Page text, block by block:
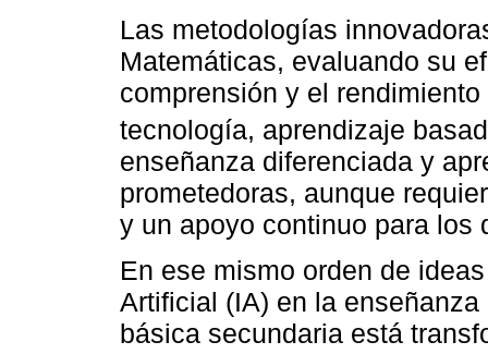
Las metodologías
Matemáticas, evaluando su
comprensión y el
tecnología, aprendizaje
enseñanza diferenciada y
prometedoras, aunque
y un apoyo continuo para los
En ese mismo orden de
Artificial (IA) en la
básica secundaria está